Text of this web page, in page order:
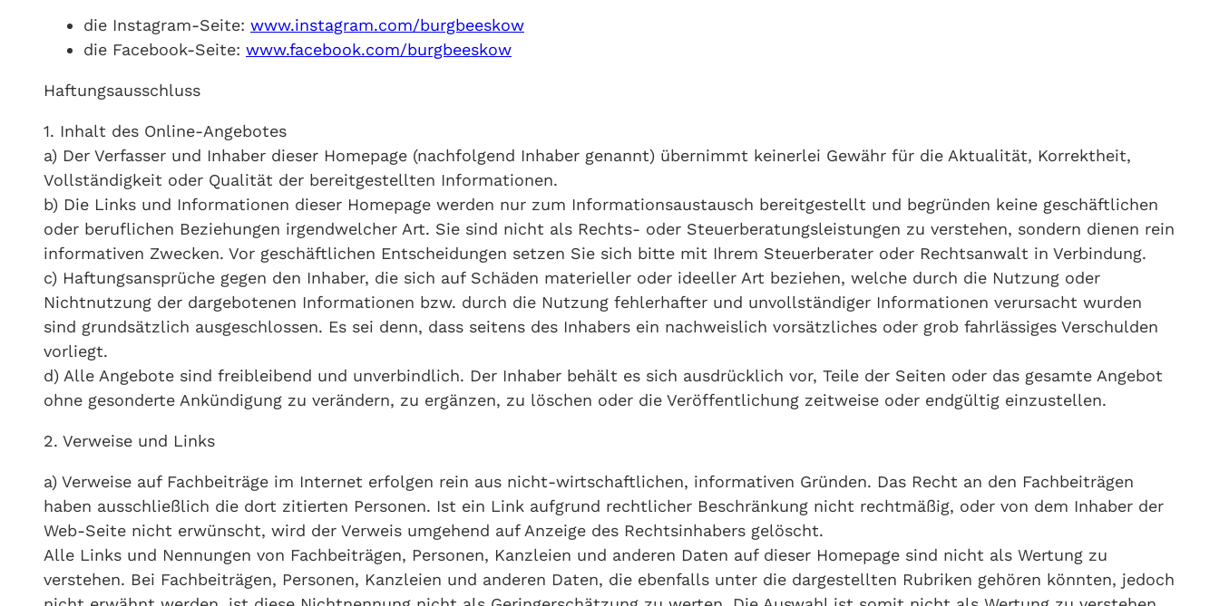
die Instagram-Seite: www.instagram.com/burgbeeskow
die Facebook-Seite: www.facebook.com/burgbeeskow
Haftungsausschluss
1. Inhalt des Online-Angebotes
a) Der Verfasser und Inhaber dieser Homepage (nachfolgend Inhaber genannt) übernimmt keinerlei Gewähr für die Aktualität, Korrektheit,
Vollständigkeit oder Qualität der bereitgestellten Informationen.
b) Die Links und Informationen dieser Homepage werden nur zum Informationsaustausch bereitgestellt und begründen keine geschäftlichen
oder beruflichen Beziehungen irgendwelcher Art. Sie sind nicht als Rechts- oder Steuerberatungsleistungen zu verstehen, sondern dienen rein
informativen Zwecken. Vor geschäftlichen Entscheidungen setzen Sie sich bitte mit Ihrem Steuerberater oder Rechtsanwalt in Verbindung.
c) Haftungsansprüche gegen den Inhaber, die sich auf Schäden materieller oder ideeller Art beziehen, welche durch die Nutzung oder
Nichtnutzung der dargebotenen Informationen bzw. durch die Nutzung fehlerhafter und unvollständiger Informationen verursacht wurden
sind grundsätzlich ausgeschlossen. Es sei denn, dass seitens des Inhabers ein nachweislich vorsätzliches oder grob fahrlässiges Verschulden
vorliegt.
d) Alle Angebote sind freibleibend und unverbindlich. Der Inhaber behält es sich ausdrücklich vor, Teile der Seiten oder das gesamte Angebot
ohne gesonderte Ankündigung zu verändern, zu ergänzen, zu löschen oder die Veröffentlichung zeitweise oder endgültig einzustellen.
2. Verweise und Links
a) Verweise auf Fachbeiträge im Internet erfolgen rein aus nicht-wirtschaftlichen, informativen Gründen. Das Recht an den Fachbeiträgen
haben ausschließlich die dort zitierten Personen. Ist ein Link aufgrund rechtlicher Beschränkung nicht rechtmäßig, oder von dem Inhaber der
Web-Seite nicht erwünscht, wird der Verweis umgehend auf Anzeige des Rechtsinhabers gelöscht.
Alle Links und Nennungen von Fachbeiträgen, Personen, Kanzleien und anderen Daten auf dieser Homepage sind nicht als Wertung zu
verstehen. Bei Fachbeiträgen, Personen, Kanzleien und anderen Daten, die ebenfalls unter die dargestellten Rubriken gehören könnten, jedoch